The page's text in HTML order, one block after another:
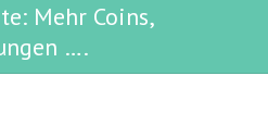
Mehr Coins,
….